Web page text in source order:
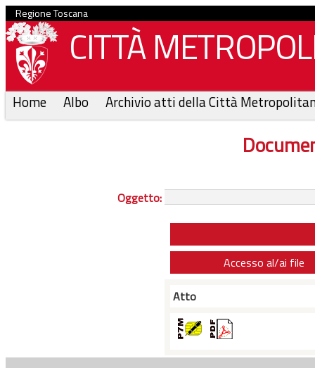
Regione Toscana
CITTÀ
Home Albo Archivio atti della Città
Oggetto:
Accesso al/ai file
Atto